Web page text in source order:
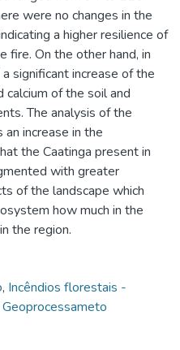
were no changes in the
a higher resilience of
fire. On the other hand, in
significant increase of the
calcium of the soil and
The analysis of the
increase in the
the Caatinga present in
with greater
of the landscape which
how much in the
the region.
, Incêndios florestais -